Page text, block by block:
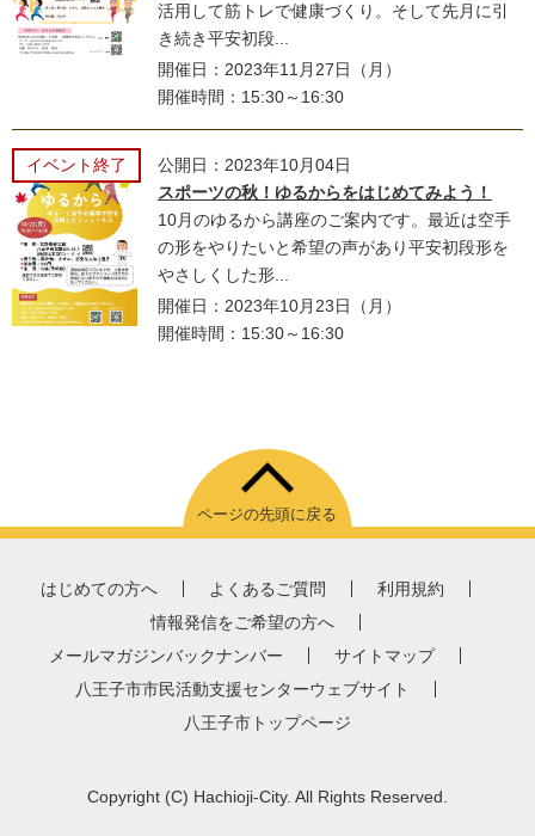
活用して筋トレで健康づくり。そして先月に引
き続き平安初段...
開催日：2023年11月27日（月）
開催時間：15:30～16:30
イベント終了
公開日：2023年10月04日
スポーツの秋！ゆるからをはじめてみよう！
10月のゆるから講座のご案内です。最近は空手
の形をやりたいと希望の声があり平安初段形を
やさしくした形...
開催日：2023年10月23日（月）
開催時間：15:30～16:30
ページの先頭に戻る
はじめての方へ よくあるご質問
利用規約
情報発信をご希望の方へ
メールマガジンバックナンバー
サイトマップ
八王子市市民活動支援センターウェブサイト
八王子市トップページ
Copyright (C) Hachioji-City. All Rights Reserved.